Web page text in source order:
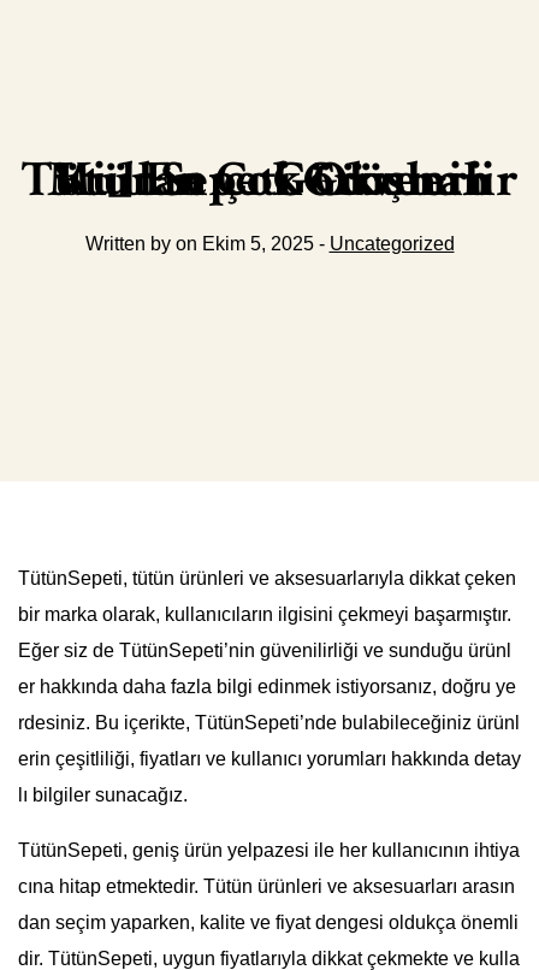
TütünSepeti Güvenilir Mi_ En Çok Okunan Kullanıcı Görüşleri
Written by on Ekim 5, 2025 - Uncategorized
TütünSepeti, tütün ürünleri ve aksesuarlarıyla dikkat çeken
bir marka olarak, kullanıcıların ilgisini çekmeyi başarmıştır.
Eğer siz de TütünSepeti’nin güvenilirliği ve sunduğu ürünl
er hakkında daha fazla bilgi edinmek istiyorsanız, doğru ye
rdesiniz. Bu içerikte, TütünSepeti’nde bulabileceğiniz ürünl
erin çeşitliliği, fiyatları ve kullanıcı yorumları hakkında detay
lı bilgiler sunacağız.
TütünSepeti, geniş ürün yelpazesi ile her kullanıcının ihtiya
cına hitap etmektedir. Tütün ürünleri ve aksesuarları arasın
dan seçim yaparken, kalite ve fiyat dengesi oldukça önemli
dir. TütünSepeti, uygun fiyatlarıyla dikkat çekmekte ve kulla